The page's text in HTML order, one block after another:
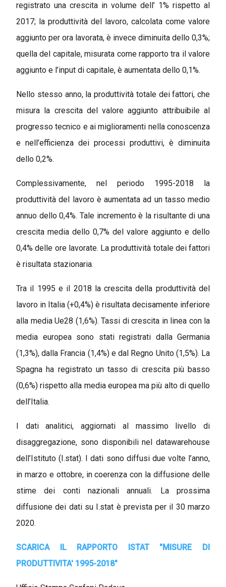
registrato una crescita in volume dell’ 1% rispetto al
2017; la produttività del lavoro, calcolata come valore
aggiunto per ora lavorata, è invece diminuita dello 0,3%;
quella del capitale, misurata come rapporto tra il valore
aggiunto e l’input di capitale, è aumentata dello 0,1%.
Nello stesso anno, la produttività totale dei fattori, che
misura la crescita del valore aggiunto attribuibile al
progresso tecnico e ai miglioramenti nella conoscenza
e nell’efficienza dei processi produttivi, è diminuita
dello 0,2%.
Complessivamente, nel periodo 1995-2018 la
produttività del lavoro è aumentata ad un tasso medio
annuo dello 0,4%. Tale incremento è la risultante di una
crescita media dello 0,7% del valore aggiunto e dello
0,4% delle ore lavorate. La produttività totale dei fattori
è risultata stazionaria.
Tra il 1995 e il 2018 la crescita della produttività del
lavoro in Italia (+0,4%) è risultata decisamente inferiore
alla media Ue28 (1,6%). Tassi di crescita in linea con la
media europea sono stati registrati dalla Germania
(1,3%), dalla Francia (1,4%) e dal Regno Unito (1,5%). La
Spagna ha registrato un tasso di crescita più basso
(0,6%) rispetto alla media europea ma più alto di quello
dell’Italia.
I dati analitici, aggiornati al massimo livello di
disaggregazione, sono disponibili nel datawarehouse
dell’Istituto (I.stat). I dati sono diffusi due volte l’anno,
in marzo e ottobre, in coerenza con la diffusione delle
stime dei conti nazionali annuali. La prossima
diffusione dei dati su I.stat è prevista per il 30 marzo
2020.
SCARICA IL RAPPORTO ISTAT "MISURE DI
PRODUTTIVITA' 1995-2018"